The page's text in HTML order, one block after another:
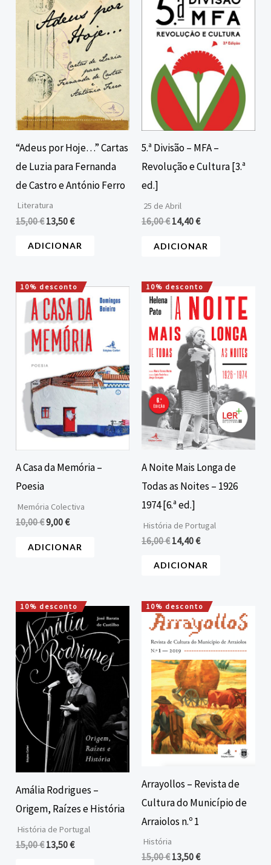
“Adeus por Hoje…” Cartas
de Luzia para Fernanda
de Castro e António Ferro
Literatura
15,00€
era:
15,00 €.
13,50€
13,50 €.
ADICIONAR
5.ª Divisão – MFA –
Revolução e Cultura [3.ª
ed.]
25 de Abril
16,00€
era:
16,00 €.
14,40€
é:
14,40 €.
ADICIONAR
10% desconto
A Casa da Memória –
Poesia
Memória Colectiva
10,00€
O
preço
original
era:
10,00 €.
9,00€
O
preço
atual
é:
9,00 €.
ADICIONAR
10% desconto
A Noite Mais Longa de
Todas as Noites – 1926
1974 [6.ª ed.]
História de Portugal
16,00€
O
preço
original
era:
16,00 €.
14,40€
O
preço
atual
14,40 €.
ADICIONAR
10% desconto
Amália Rodrigues –
Origem, Raízes e História
História de Portugal
15,00€
O
preço
original
era:
15,00 €.
13,50€
O
preço
atual
é:
13,50 €.
10% desconto
Arrayollos – Revista de
Cultura do Município de
Arraiolos n.º 1
História
15,00€
O
preço
original
era:
15,00 €.
13,50€
O
preço
atual
é:
13,50 €.